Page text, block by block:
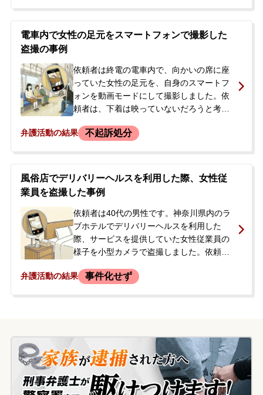
安を感じた依頼者ご本人が、当事務所へ相
談に来られ、契約に至りました。捜査の過
くらいの盗撮動画が発見されており、中に
は会社の更衣室を盗撮したものも含まれて
いました。
電車内で女性の足元をスマートフォンで撮影した
盗撮の事例
依頼者は終電の電車内で、向かいの席に座
っていた女性の足元を、自身のスマートフ
ォンを動画モードにして撮影しました。依
頼者は、下着は映っていないだろうと考え
女性が気づいた様子で、依頼者の顔を睨み
え、同じ駅で降りましたが、被害届が出さ
れたかは分かりませんでした。依頼者は過
去にも数回、同様の盗撮行為を繰り返して
は、後日恐怖心からデータを削除していま
した。今回は顔写真を撮られたことで事件
化してしまうことを強く懸念し、今後の対
応について相談するため来所されました。
弁護活動の結果 不起訴処分
風俗店でデリバリーヘルスを利用した際、女性従
業員を盗撮した事例
依頼者は40代の男性です。神奈川県内のラ
ブホテルでデリバリーヘルスを利用した
際、サービスを提供していた女性従業員の
様子を小型カメラで盗撮しました。依頼者
な好意が高じて犯行に及んだとのことでし
を希望しました。店側からは当日中に弁護
士から連絡するよう求められていたため、
依頼者は急いで当事務所に電話で相談し、
即日契約に至りました。
弁護活動の結果 事件化せず